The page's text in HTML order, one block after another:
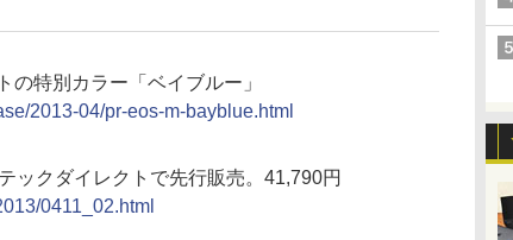
の特別カラー「ベイブルー」
2013-04/pr-eos-m-bayblue.html
ックダイレクトで先行販売。41,790円
0411_02.html